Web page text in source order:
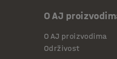
O AJ
O AJ proizvodima
Održivost